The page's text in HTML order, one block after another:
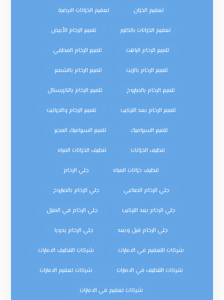
تعقيم الخزان تعقيم الخزانات الارضية
تعقيم الخزانات بالكلور تلميع الرخام الأبيض
تلميع الرخام الباهت تلميع الرخام المطفي
تلميع الرخام بالزيت تلميع الرخام بالشمع
تلميع الرخام بالصاروخ تلميع الرخام بالكريستال
تلميع الرخام بعد التركيب تلميع الرخام والجرانيت
تلميع السيراميك تلميع السيراميك المجير
تنظيف الخزانات تنظيف الخزانات المياه
تنظيف خزانات المياه جلي الرخام
جلي الرخام الصناعي جلي الرخام بالصاروخ
جلي الرخام بعد التركيب جلي الرخام في المنزل
جلي الرخام قبل وبعد جلي الرخام يدويا
شركات التعقيم في الامارات شركات التنظيف الامارات
شركات التنظيف في الامارات شركات تعقيم الامارات
شركات تعقيم في الامارات